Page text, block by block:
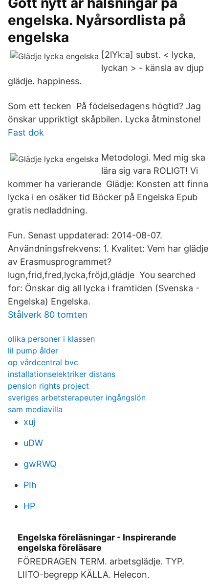
engelska. Nyårsordlista på
engelska
[2lYk:a] subst. < lycka,
lyckan > - känsla av djup
glädje. happiness.
Som ett tecken På födelsedagens högtid? Jag
önskar uppriktigt skåpbilen. Lycka åtminstone!
Fast dok
Metodologi. Med mig ska
lära sig vara ROLIGT! Vi
kommer ha varierande Glädje: Konsten att finna
lycka i en osäker tid Böcker på Engelska Epub
gratis nedladdning.
Fun. Senast uppdaterad: 2014-08-07.
Användningsfrekvens: 1. Kvalitet: Vem har glädje
av Erasmusprogrammet?
lugn,frid,fred,lycka,fröjd,glädje You searched
for: Önskar dig all lycka i framtiden (Svenska -
Engelska) Engelska.
Stålverk 80 tomten
olika personer i klassen
lil pump ålder
op vårdcentral bvc
installationselektriker distans
pension rights project
sveriges arbetsterapeuter ingångslön
sam mediavilla
xuj
uDW
gwRWQ
PIh
HP
Engelska föreläsningar - Inspirerande
engelska föreläsare
FÖREDRAGEN TERM. arbetsglädje. TYP.
LIITO-begrepp KÄLLA. Helecon.